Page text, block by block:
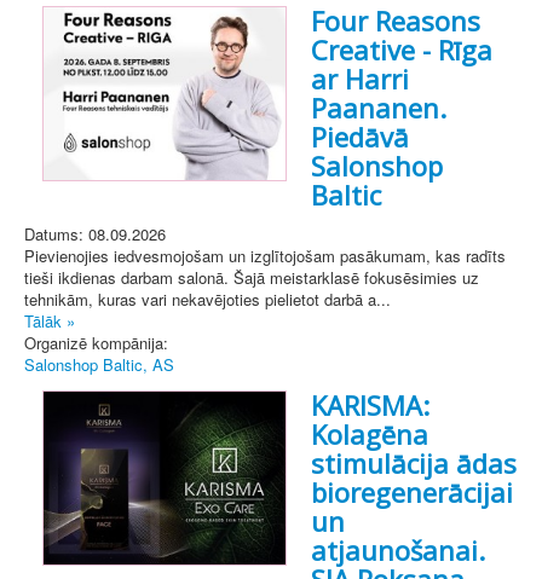
Four Reasons
Creative - Rīga
ar Harri
Paananen.
Piedāvā
Salonshop
Baltic
Datums: 08.09.2026
Pievienojies iedvesmojošam un izglītojošam pasākumam, kas radīts
tieši ikdienas darbam salonā. Šajā meistarklasē fokusēsimies uz
tehnikām, kuras vari nekavējoties pielietot darbā a...
Tālāk »
Organizē kompānija:
Salonshop Baltic, AS
KARISMA:
Kolagēna
stimulācija ādas
bioregenerācijai
un
atjaunošanai.